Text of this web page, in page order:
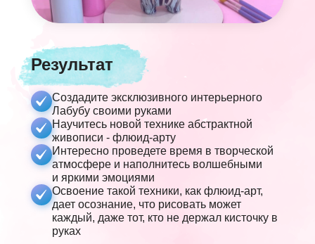
Создадите эксклюзивного интерьерного
Лабубу своими руками
Научитесь новой технике абстрактной
живописи - флюид-арту
Интересно проведете время в творческой
атмосфере и наполнитесь волшебными
и яркими эмоциями
Освоение такой техники, как флюид-арт,
дает осознание, что рисовать может
каждый, даже тот, кто не держал кисточку в
руках
Результат